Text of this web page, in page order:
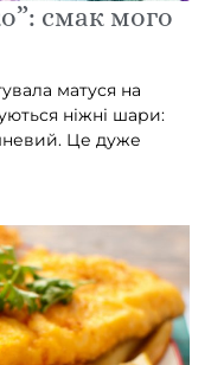
смак мого
матуся на
ніжні шари:
Це дуже